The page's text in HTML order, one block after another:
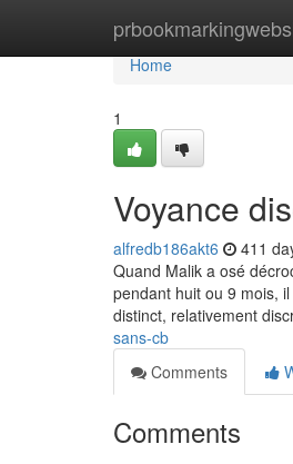
Home
Home
1
Voyance
alfredb186akt6 411
Quand Malik a osé
pendant huit ou 9 mois,
distinct, relativement
sans-cb
Comments
Comments